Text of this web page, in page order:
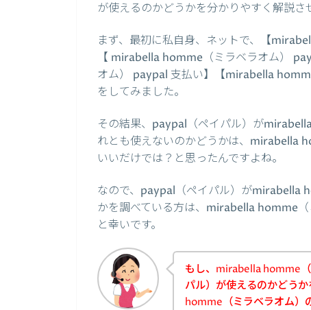
が使えるのかどうかを分かりやすく解説さ
まず、最初に私自身、ネットで、【
【 mirabella homme（ミラベラオム）
オム） paypal 支払い】【mirabella
をしてみました。
その結果、paypal（ペイパル）が
れとも使えないのかどうかは、mirabella
いいだけでは？と思ったんですよね。
なので、paypal（ペイパル）がmirabella
かを調べている方は、mirabella homme
と幸いです。
もし、mirabella homme
パル）が使えるのかどう
homme（ミラベラオム）